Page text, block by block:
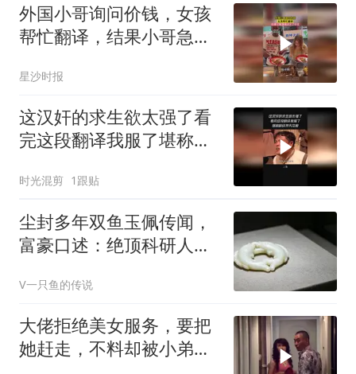
外国小哥询问价钱，女孩
帮忙翻译，结果小哥急得
星沙时报
这汉奸的求生欲太强了看
完这段翻译我服了堪称翻
时光混剪 1跟贴
尘封多年双鱼玉佩传闻，
富豪口述：绝顶科研人才
V一只鱼的传说
大佬拒绝美女服务，要把
她赶走，不料却被小弟看